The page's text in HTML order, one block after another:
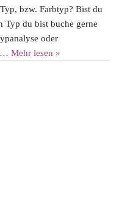
bzw. Farbtyp? Bist du
Typ du bist buche gerne
oder
Mehr lesen »